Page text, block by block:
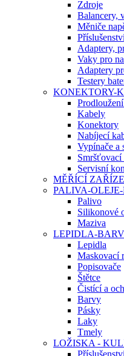
Zdroje
Balancery,
Měniče
Adaptery,
Vaky pro
Adaptery
Testery
KONEKTORY-
Kabely
Konektory
Nabíjecí
Vypínače a
Servisní
MĚŘÍCÍ
PALIVA-
Palivo
Silikonové
Maziva
LEPIDLA-
Lepidla
Maskovací
Popisovače
Štětce
Čistící a
Barvy
Pásky
Laky
Tmely
LOŽISKA -